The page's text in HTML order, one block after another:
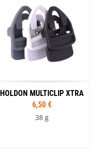
HOLDON MULTICLIP XTRA
6,50 €
38 g